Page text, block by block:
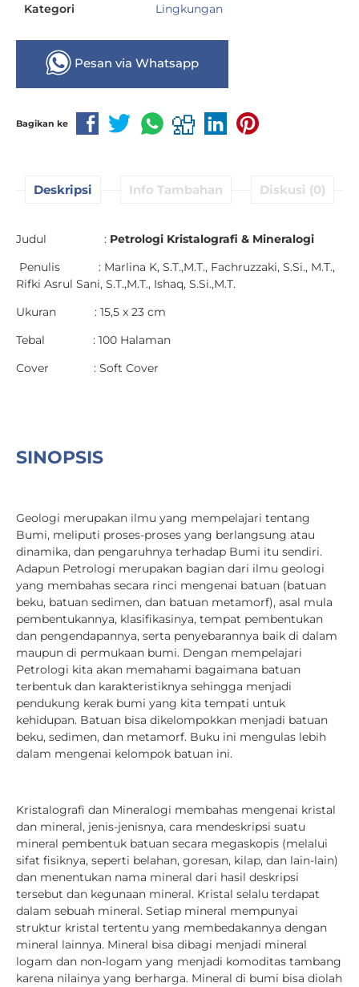
Kategori Lingkungan
Pesan via Whatsapp
Bagikan ke
Deskripsi Info Tambahan Diskusi (0)
Judul : Petrologi Kristalografi & Mineralogi
Penulis : Marlina K, S.T.,M.T., Fachruzzaki, S.Si., M.T.,
Rifki Asrul Sani, S.T.,M.T., Ishaq, S.Si.,M.T.
Ukuran : 15,5 x 23 cm
Tebal : 100 Halaman
Cover : Soft Cover
SINOPSIS
Geologi merupakan ilmu yang mempelajari tentang
Bumi, meliputi proses-proses yang berlangsung atau
dinamika, dan pengaruhnya terhadap Bumi itu sendiri.
Adapun Petrologi merupakan bagian dari ilmu geologi
yang membahas secara rinci mengenai batuan (batuan
beku, batuan sedimen, dan batuan metamorf), asal mula
pembentukannya, klasifikasinya, tempat pembentukan
dan pengendapannya, serta penyebarannya baik di dalam
maupun di permukaan bumi. Dengan mempelajari
Petrologi kita akan memahami bagaimana batuan
terbentuk dan karakteristiknya sehingga menjadi
pendukung kerak bumi yang kita tempati untuk
kehidupan. Batuan bisa dikelompokkan menjadi batuan
beku, sedimen, dan metamorf. Buku ini mengulas lebih
dalam mengenai kelompok batuan ini.
Kristalografi dan Mineralogi membahas mengenai kristal
dan mineral, jenis-jenisnya, cara mendeskripsi suatu
mineral pembentuk batuan secara megaskopis (melalui
sifat fisiknya, seperti belahan, goresan, kilap, dan lain-lain)
dan menentukan nama mineral dari hasil deskripsi
tersebut dan kegunaan mineral. Kristal selalu terdapat
dalam sebuah mineral. Setiap mineral mempunyai
struktur kristal tertentu yang membedakannya dengan
mineral lainnya. Mineral bisa dibagi menjadi mineral
logam dan non-logam yang menjadi komoditas tambang
karena nilainya yang berharga. Mineral di bumi bisa diolah